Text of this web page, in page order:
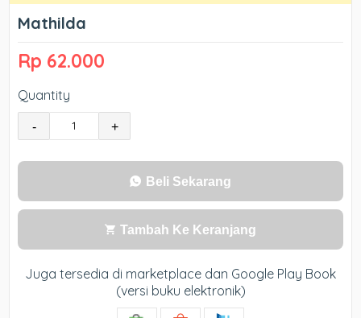
Mathilda
Rp 62.000
Quantity
- +
Beli Sekarang
Tambah Ke Keranjang
Juga tersedia di marketplace dan Google Play Book
(versi buku elektronik)